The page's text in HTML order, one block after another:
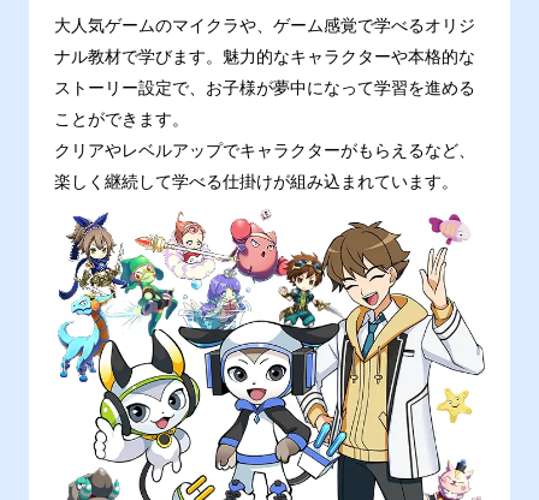
大人気ゲームのマイクラや、ゲーム感覚で学べるオリジ
ナル教材で学びます。魅力的なキャラクターや本格的な
ストーリー設定で、お子様が夢中になって学習を進める
ことができます。
クリアやレベルアップでキャラクターがもらえるなど、
楽しく継続して学べる仕掛けが組み込まれています。